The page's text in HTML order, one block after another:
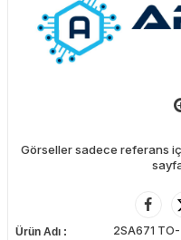
Görseller sadece referans
Ürün Adı 2SA671